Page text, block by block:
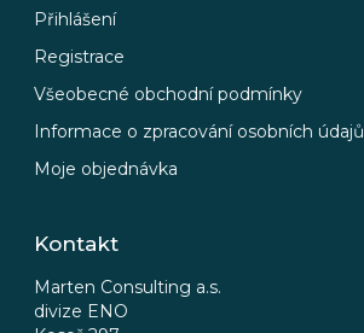
Přihlášení
Registrace
Všeobecné obchodní podmínky
Informace o zpracování osobních údajů
Moje objednávka
Kontakt
Marten Consulting a.s.
divize ENO